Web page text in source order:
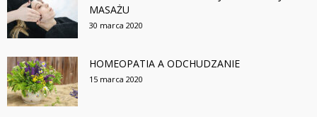
MASAŻU
30 marca 2020
HOMEOPATIA A ODCHUDZANIE
15 marca 2020